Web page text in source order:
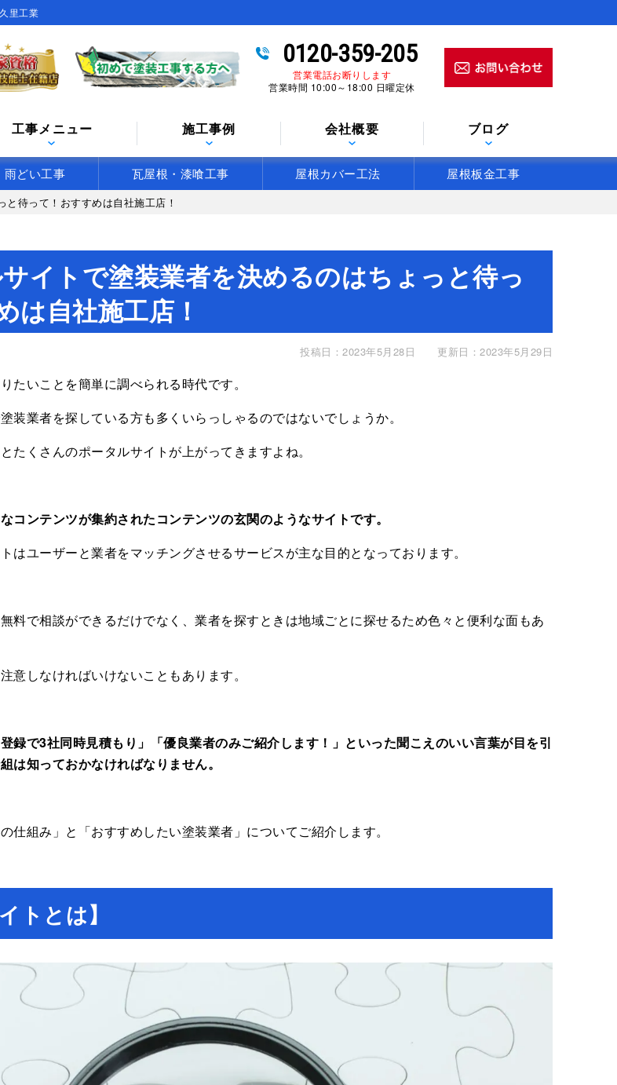
里工業
0120-359-205
営業電話お断りします
営業時間 10:00～18:00 日曜定休
工事メニュー 施工事例 会社概要 ブログ
雨どい工事 瓦屋根・漆喰工事 屋根カバー工法 屋根板金工事
待って！おすすめは自社施工店！
イトで塗装業者を決めるのはちょっと待っ
は自社施工店！
投稿日：2023年5月28日 更新日：2023年5月29日
たいことを簡単に調べられる時代です。
装業者を探している方も多くいらっしゃるのではないでしょうか。
たくさんのポータルサイトが上がってきますよね。
コンテンツが集約されたコンテンツの玄関のようなサイトです。
はユーザーと業者をマッチングさせるサービスが主な目的となっております。
料で相談ができるだけでなく、業者を探すときは地域ごとに探せるため色々と便利な面もあ
意しなければいけないこともあります。
録で3社同時見積もり」「優良業者のみご紹介します！」といった聞こえのいい言葉が目を引
は知っておかなければなりません。
仕組み」と「おすすめしたい塗装業者」についてご紹介します。
トとは】